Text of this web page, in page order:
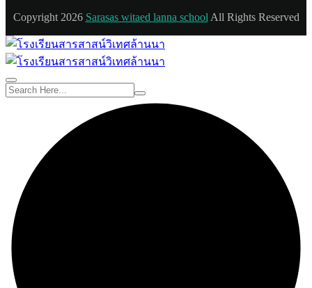
Copyright 2026 Sarasas witaed lanna school All Rights Reserved